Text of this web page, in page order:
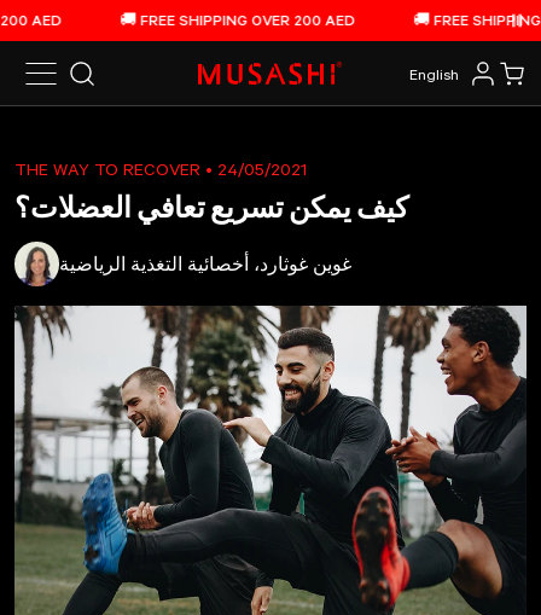
الانتقال إلى المحتوى
AED 🚚 FREE SHIPPING OVER 200 AED 🚚 FREE SHIPPING
بحث
English
THE WAY TO RECOVER • 24/05/2021
كيف يمكن تسريع تعافي العضلات؟
غوين غوثارد، أخصائية التغذية الرياضية